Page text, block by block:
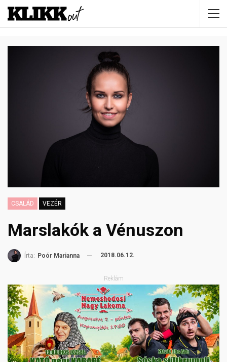
CSALÁD VEZÉR
Marslakók a Vénuszon
Írta: Poór Marianna 2018.06.12.
Reklám